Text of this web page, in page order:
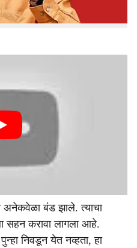
बंड कोणते? याची चर्चा रंगली
अनेकवेळा बंड झाले. त्याचा
सहन करावा लागला आहे.
निवडून येत नव्हता, हा